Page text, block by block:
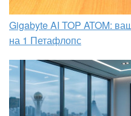
Gigabyte AI TOP ATOM:
на 1 Петафлопс